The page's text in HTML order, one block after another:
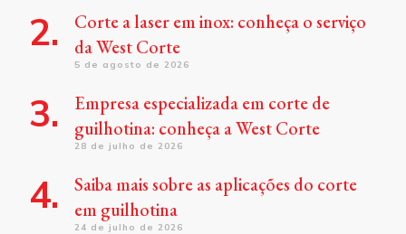
Corte a laser em inox: conheça o serviço
da West Corte
5 de agosto de 2026
Empresa especializada em corte de
guilhotina: conheça a West Corte
28 de julho de 2026
Saiba mais sobre as aplicações do corte
em guilhotina
24 de julho de 2026